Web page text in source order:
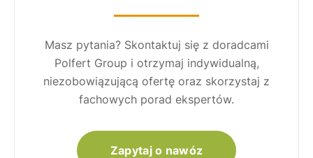
Masz pytania? Skontaktuj się z doradcami
Polfert Group i otrzymaj indywidualną,
niezobowiązującą ofertę oraz skorzystaj z
fachowych porad ekspertów.
Zapytaj o nawóz